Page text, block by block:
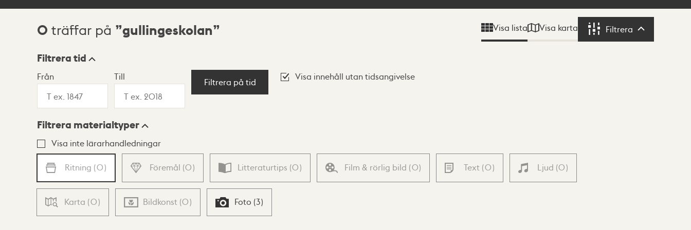
Sökresultat
0 träffar på gullingeskolan Visa lista Visa karta Filtrera Filtrera
Visningsläge
Lista Karta
Filtrera tid
Från Till
Filtrera på tid
Visa innehåll utan tidsangivelse
Filtrera materialtyper
Visa inte lärarhandledningar
Ritning (0) Föremål (0) Litteraturtips (0) Film & rörlig bild (0) Text (0) Ljud (0)
Karta (0) Bildkonst (0) Foto (3)